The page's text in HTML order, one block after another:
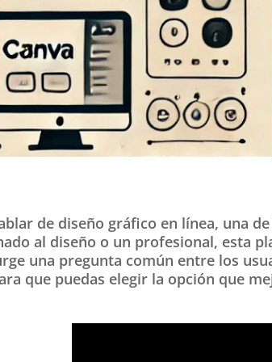
de diseño gráfico en línea, una
al diseño o un profesional, esta
una pregunta común entre los
que puedas elegir la opción que